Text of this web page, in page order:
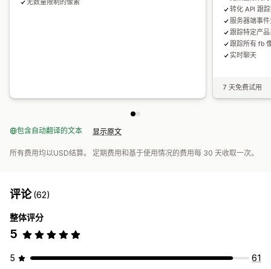
无数量限制的像素
转化 API 跟
服务器端事
跟踪特定产
跟踪所有 fb
实时聊天
7 天免费试用
包含自动翻译的文本 显示原文
所有费用均以USD结算。 定期费用和基于使用情况的费用每 30 天收取一次。
评论(62)
整体评分
5
5
61